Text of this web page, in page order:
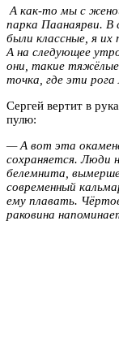
А как-то мы с
парка Паанаярви. В
были классные, я
А на следующее
они, такие
точка, где эти
Сергей вертит в
пулю:
— А вот эта
сохраняется. Люди
белемнита,
современный
ему плавать.
раковина